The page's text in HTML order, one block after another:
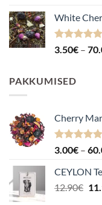
White
Hinnanguga
3.50€ –
PAKKUMISED
Cherry
Hinnanguga
3.00€ –
CEYLON
12.90€